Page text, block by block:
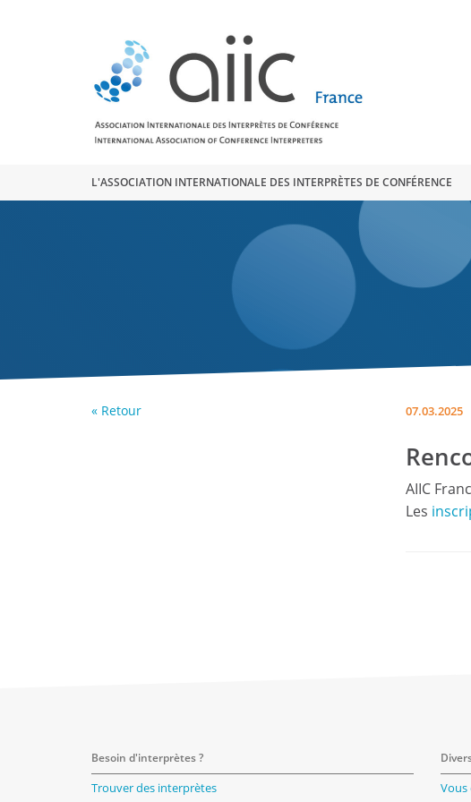
L'ASSOCIATION INTERNATIONALE DES INTERPRÈTES DE CONFÉRENCE
« Retour 07.03.2025
AIIC
Les
Besoin d'interprètes ?
Trouver des interprètes
Vous